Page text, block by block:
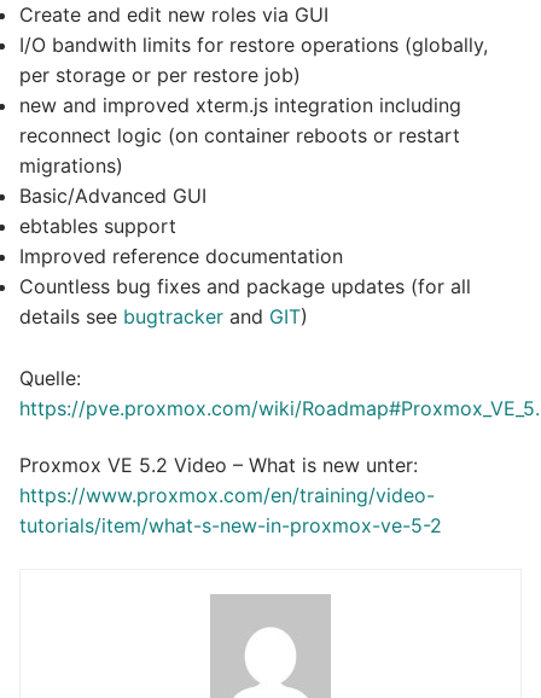
Create and edit new roles via GUI
I/O bandwith limits for restore operations (globally,
per storage or per restore job)
new and improved xterm.js integration including
reconnect logic (on container reboots or restart
migrations)
Basic/Advanced GUI
ebtables support
Improved reference documentation
Countless bug fixes and package updates (for all
details see bugtracker and GIT)
Quelle:
https://pve.proxmox.com/wiki/
Proxmox VE 5.2 Video – What is new unter:
https://www.proxmox.com/en/training/video-
tutorials/item/what-s-new-in-proxmox-ve-5-2